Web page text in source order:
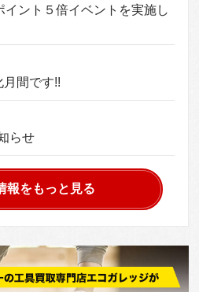
ント５倍イベントを実施し
間です!!
らせ
報をもっと見る